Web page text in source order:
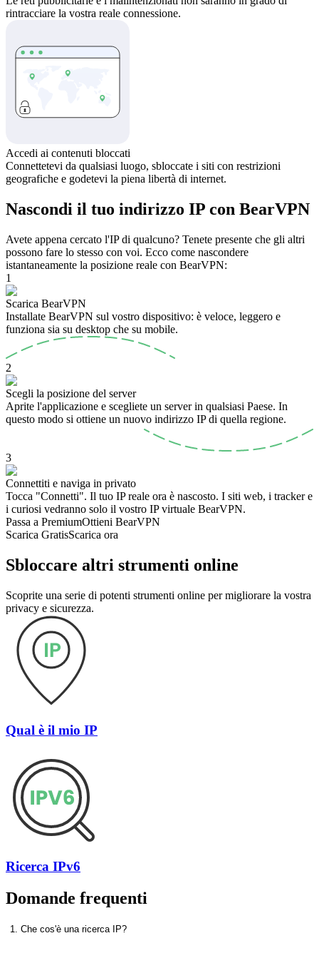
rintracciare la vostra reale connessione.
Accedi ai contenuti bloccati
Connettetevi da qualsiasi luogo, sbloccate i siti con restrizioni
geografiche e godetevi la piena libertà di internet.
Nascondi il tuo indirizzo IP con BearVPN
Avete appena cercato l'IP di qualcuno? Tenete presente che gli altri
possono fare lo stesso con voi. Ecco come nascondere
istantaneamente la posizione reale con BearVPN:
1
Scarica BearVPN
Installate BearVPN sul vostro dispositivo: è veloce, leggero e
funziona sia su desktop che su mobile.
2
Scegli la posizione del server
Aprite l'applicazione e scegliete un server in qualsiasi Paese. In
questo modo si ottiene un nuovo indirizzo IP di quella regione.
3
Connettiti e naviga in privato
Tocca "Connetti". Il tuo IP reale ora è nascosto. I siti web, i tracker e
i curiosi vedranno solo il vostro IP virtuale BearVPN.
Passa a PremiumOttieni BearVPN
Scarica GratisScarica ora
Sbloccare altri strumenti online
Scoprite una serie di potenti strumenti online per migliorare la vostra
privacy e sicurezza.
Qual è il mio IP
Ricerca IPv6
Domande frequenti
1. Che cos'è una ricerca IP?